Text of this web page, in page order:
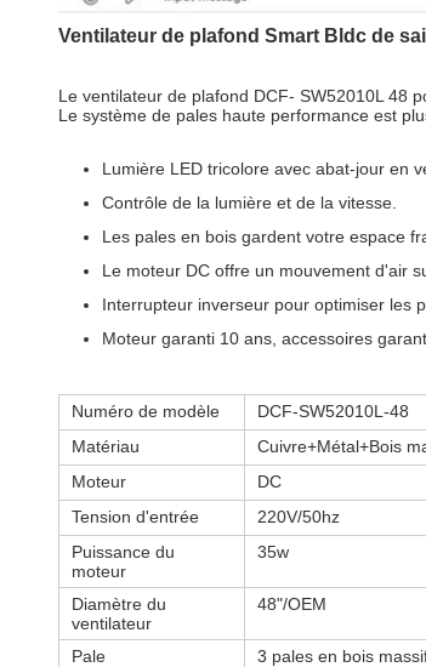
Ventilateur de plafond Smart Bldc de
Le ventilateur de plafond DCF- SW52010L 48
Le système de pales haute performance est
Lumière LED tricolore avec abat-jour en
Contrôle de la lumière et de la vitesse.
Les pales en bois gardent votre espace
Le moteur DC offre un mouvement d'air
Interrupteur inverseur pour optimiser les
Moteur garanti 10 ans, accessoires
Numéro de modèle
DCF-SW52010L-48
Matériau
Cuivre+Métal+Bois
Moteur
DC
Tension d'entrée
220V/50hz
Puissance du
moteur
35w
Diamètre du
ventilateur
48"/OEM
Pale
3 pales en bois